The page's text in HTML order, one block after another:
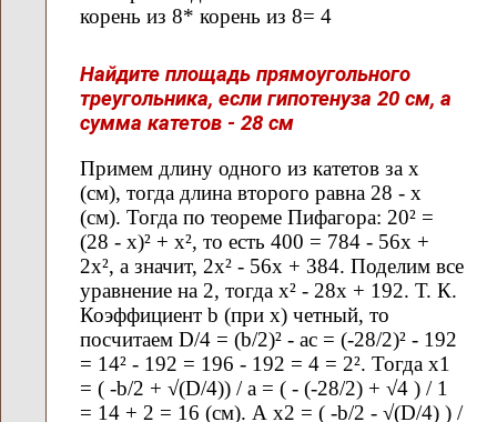
корень из 8* корень из 8= 4
Найдите площадь прямоугольного
треугольника, если гипотенуза 20 см, а
сумма катетов - 28 см
Примем длину одного из катетов за х
(см), тогда длина второго равна 28 - х
(см). Тогда по теореме Пифагора: 20² =
(28 - х)² + х², то есть 400 = 784 - 56х +
2х², а значит, 2х² - 56х + 384. Поделим все
уравнение на 2, тогда х² - 28х + 192. Т. К.
Коэффициент b (при х) четный, то
посчитаем D/4 = (b/2)² - ac = (-28/2)² - 192
= 14² - 192 = 196 - 192 = 4 = 2². Тогда х1
= ( -b/2 + √(D/4)) / a = ( - (-28/2) + √4 ) / 1
= 14 + 2 = 16 (см). А х2 = ( -b/2 - √(D/4) ) /